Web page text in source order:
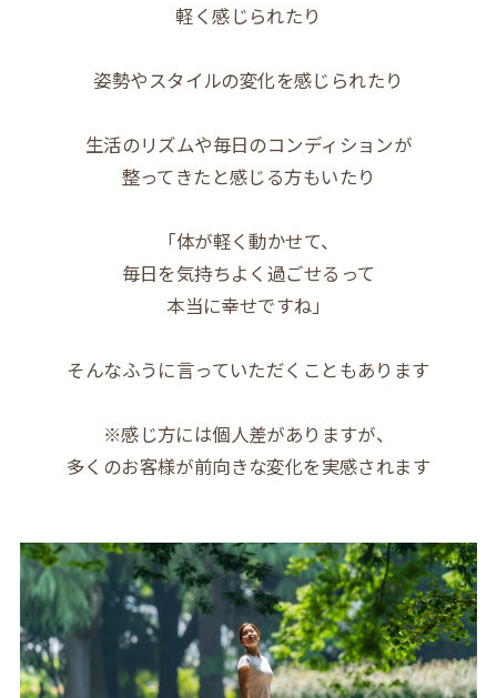
軽く感じられたり
姿勢やスタイルの変化を感じられたり
生活のリズムや毎日のコンディションが
整ってきたと感じる方もいたり
「体が軽く動かせて、
毎日を気持ちよく過ごせるって
本当に幸せですね」
そんなふうに言っていただくこともあります
※感じ方には個人差がありますが、
多くのお客様が前向きな変化を実感されます